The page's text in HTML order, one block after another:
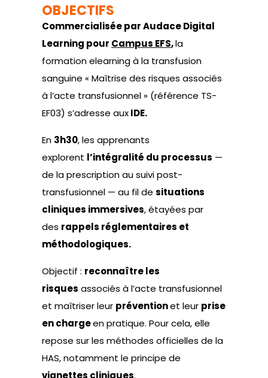
OBJECTIFS
Commercialisée par Audace Digital
Learning pour Campus EFS,la
formation elearning à la transfusion
sanguine « Maîtrise des risques associés
à l’acte transfusionnel » (référence TS-
EF03) s’adresse auxIDE.
En 3h30, les apprenants
explorent l’intégralité du processus —
de la prescription au suivi post-
transfusionnel — au fil de situations
cliniques immersives, étayées par
des rappels réglementaires et
méthodologiques.
Objectif : reconnaître les
risques associés à l’acte transfusionnel
et maîtriser leur préventionet leur prise
en chargeen pratique. Pour cela, elle
repose sur les méthodes officielles de la
HAS, notamment le principe de
vignettes cliniques.